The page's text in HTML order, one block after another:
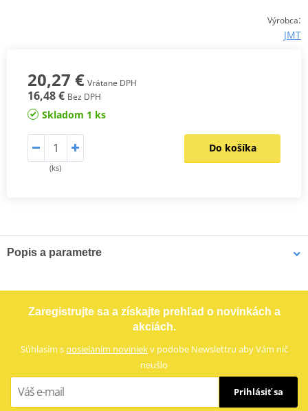
Výrobca:
JMT
20,27 € Vrátane DPH
16,48 € Bez DPH
Skladom 1 ks
(ks)
Do košíka
Popis a parametre
Zaregistrujte sa a získajte prehľad o novinkách a
akciách.
Súhlasím s posielaním noviniekv podobe Newslettru aby Vám nič
neušlo
Prihlásiť sa